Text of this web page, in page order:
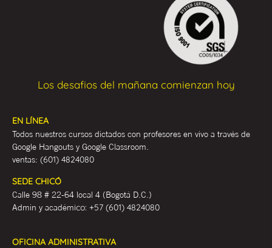
Los desafios del mañana comienzan hoy
EN LÍNEA
Todos nuestros cursos dictados con profesores en vivo a través de
Google Hangouts y Google Classroom.
ventas: (601) 4824080
SEDE CHICÓ
Calle 98 # 22-64 local 4 (Bogotá D.C.)
Admin y académico: +57 (601) 4824080
OFICINA ADMINISTRATIVA